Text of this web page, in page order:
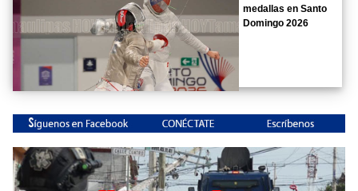
medallas en Santo
Domingo 2026